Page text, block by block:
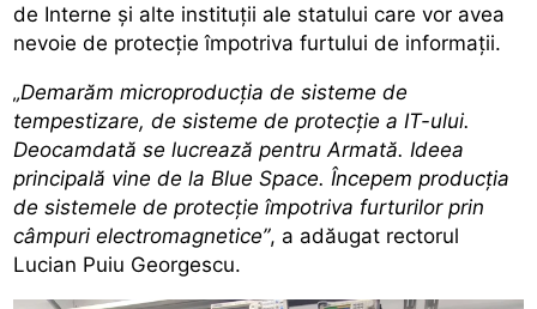
de Interne și alte instituții ale statului care vor avea
nevoie de protecție împotriva furtului de informații.
„Demarăm microproducția de sisteme de
tempestizare, de sisteme de protecție a IT-ului.
Deocamdată se lucrează pentru Armată. Ideea
principală vine de la Blue Space. Începem producția
de sistemele de protecție împotriva furturilor prin
câmpuri electromagnetice”, a adăugat rectorul
Lucian Puiu Georgescu.